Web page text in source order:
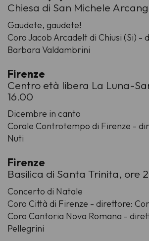
Chiesa di San Michele
Gaudete, gaudete!
Coro Jacob Arcadelt di Chiusi (Si) -
Barbara Valdambrini
Firenze
Centro età libera La Luna-
16.00
Dicembre in canto
Corale Controtempo di Firenze -
Nuti
Firenze
Basilica di Santa Trinita, ore
Concerto di Natale
Coro Città di Firenze - direttore:
Coro Cantoria Nova Romana -
Pellegrini